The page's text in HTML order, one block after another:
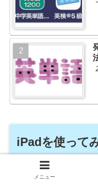
iPadを使って
メニュー